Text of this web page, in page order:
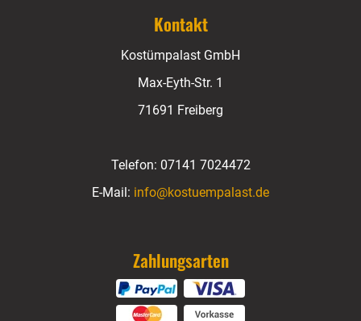
Kontakt
Kostümpalast GmbH
Max-Eyth-Str. 1
71691 Freiberg
Telefon: 07141 7024472
E-Mail: info@kostuempalast.de
Zahlungsarten